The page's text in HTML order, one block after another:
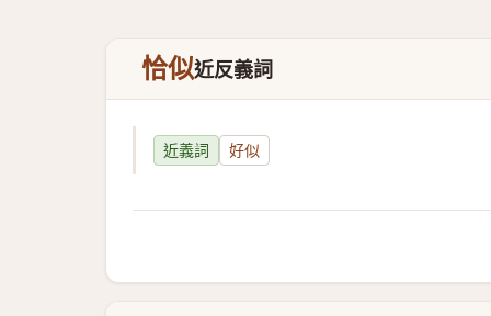
恰似近反義詞
近義詞 好似